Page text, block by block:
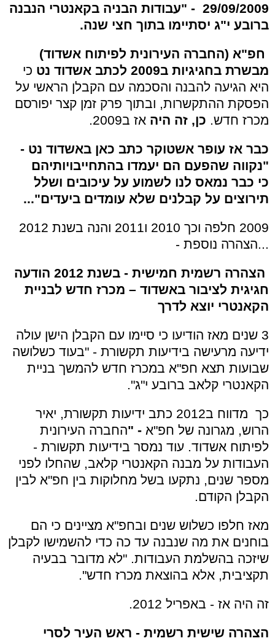
29/09/2009 - "עבודות הבניה בקאנטרי הנבנה
ברובע י"ג יסתיימו בתוך חצי שנה.
חפ"א (החברה העירונית לפיתוח אשדוד)
מבשרת בחגיגיות ב2009 לכתב אשדוד נט
כי
היא הגיעה להבנה והסכמה עם הקבלן הראשי על
הפסקת ההתקשרות, ובתוך פרק זמן קצר יפורסם
מכרז חדש. כן, זה היה אז ב2009.
כבר אז עופר אשטוקר כתב כאן באשדוד נט -
"נקווה שהפעם הם יעמדו בהתחייבויותיהם
כי כבר נמאס לנו לשמוע על עיכובים ושלל
תירוצים על קבלנים שלא עומדים ביעדים"...
2009 חלפה וכך 2010 ו2011 והנה בשנת 2012
...הצהרה נוספת -
הצהרה רשמית חמישית -
בשנת 2012 הודעה
חגיגית לציבור באשדוד – מכרז חדש לבניית
הקאנטרי יוצא לדרך
3 שנים מאז הודיעו כי סיימו עם הקבלן הישן עולה
ידיעה מרעישה בידיעות תקשורת - "בעוד כשלושה
שבועות תצא חפ"א במכרז חדש להמשך בניית
הקאנטרי קלאב ברובע י"ג".
כך מדווח ב2012 כתב ידיעות תקשורת, יאיר
הרוש, מגרונה של חפ"א - "החברה העירונית
לפיתוח אשדוד. עוד נמסר בידיעות תקשורת -
העבודות על מבנה הקאנטרי קלאב, שהחלו לפני
מספר שנים, נתקעו בשל מחלוקות בין חפ"א לבין
הקבלן הקודם.
מאז חלפו כשלוש שנים ובחפ"א מציינים כי הם
בוחנים את מה שנבנה עד כה כדי להשמישו לקבלן
שיזכה בהשלמת העבודות. "לא מדובר בבעיה
תקציבית, אלא בהוצאת מכרז חדש".
זה היה אז - באפריל 2012.
הצהרה שישית רשמית - ראש העיר לסרי